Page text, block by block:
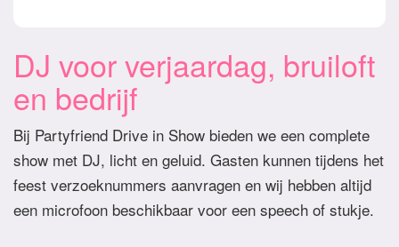
DJ voor verjaardag, bruiloft
en bedrijf
Bij Partyfriend Drive in Show bieden we een complete
show met DJ, licht en geluid. Gasten kunnen tijdens het
feest verzoeknummers aanvragen en wij hebben altijd
een microfoon beschikbaar voor een speech of stukje.